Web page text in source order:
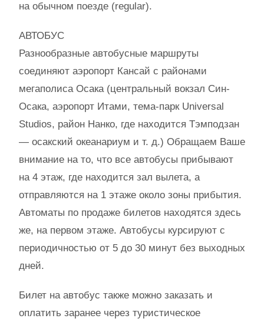
на обычном поезде (regular).
АВТОБУС
Разнообразные автобусные маршруты
соединяют аэропорт Кансай с районами
мегаполиса Осака (центральный вокзал Син-
Осака, аэропорт Итами, тема-парк Universal
Studios, район Нанко, где находится Тэмподзан
— осакский океанариум и т. д.) Обращаем Ваше
внимание на то, что все автобусы прибывают
на 4 этаж, где находится зал вылета, а
отправляются на 1 этаже около зоны прибытия.
Автоматы по продаже билетов находятся здесь
же, на первом этаже. Автобусы курсируют с
периодичностью от 5 до 30 минут без выходных
дней.
Билет на автобус также можно заказать и
оплатить заранее через туристическое